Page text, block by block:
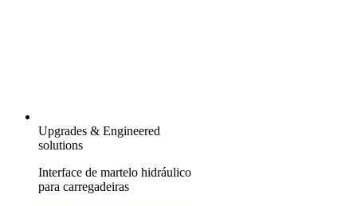
Upgrades & Engineered
solutions
Interface de martelo hidráulico
para carregadeiras